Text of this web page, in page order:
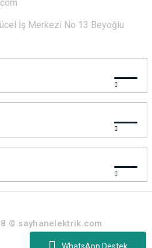
WhatsApp Destek
İş Merkezi No 13 Beyoğlu
© sayhanelektrik.com